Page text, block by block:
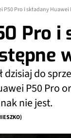
P50 Pro i składany
Pro i
dzisiaj do
P50 Pro
nie jest.